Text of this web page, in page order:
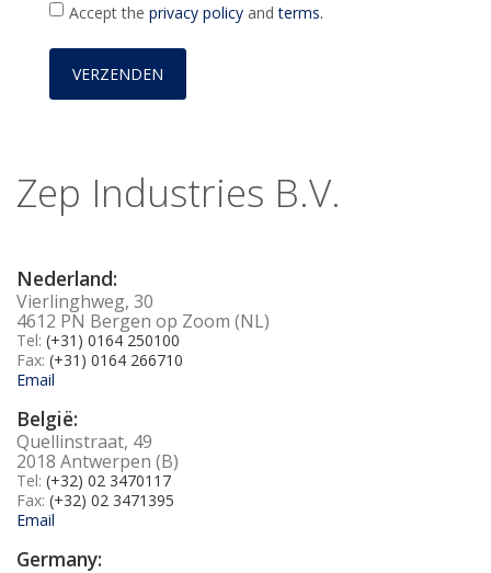
Accept the privacy policyandterms.
Zep Industries B.V.
Nederland:
Vierlinghweg, 30
4612 PN Bergen op Zoom (NL)
Tel: (+31) 0164 250100
Fax: (+31) 0164 266710
Email
België:
Quellinstraat, 49
2018 Antwerpen (B)
Tel: (+32) 02 3470117
Fax: (+32) 02 3471395
Email
Germany: